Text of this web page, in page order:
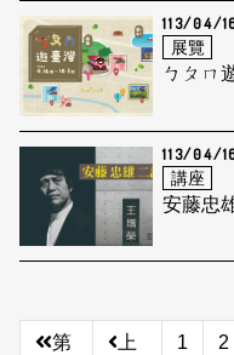
113/04/
展覽
ㄅㄆㄇ
113/04/
講座
安藤忠
第
上
1 2